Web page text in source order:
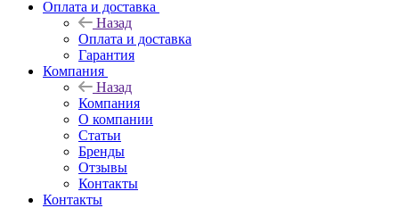
Оплата и доставка
Назад
Оплата и доставка
Гарантия
Компания
Назад
Компания
О компании
Статьи
Бренды
Отзывы
Контакты
Контакты